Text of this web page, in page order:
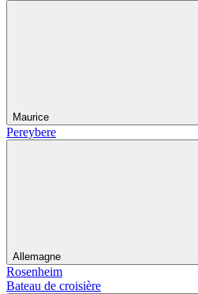
Maurice
Pereybere
Allemagne
Rosenheim
Bateau de croisière